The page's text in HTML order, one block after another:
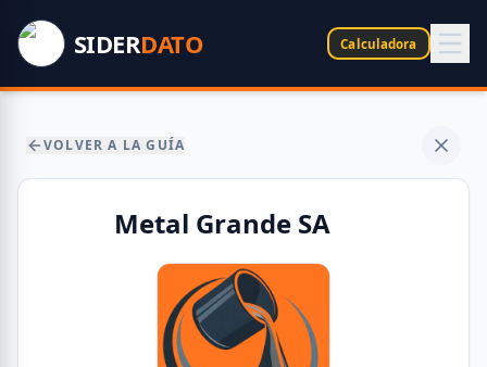
SIDERDATO Calculadora
VOLVER A LA GUÍA
Metal Grande SA